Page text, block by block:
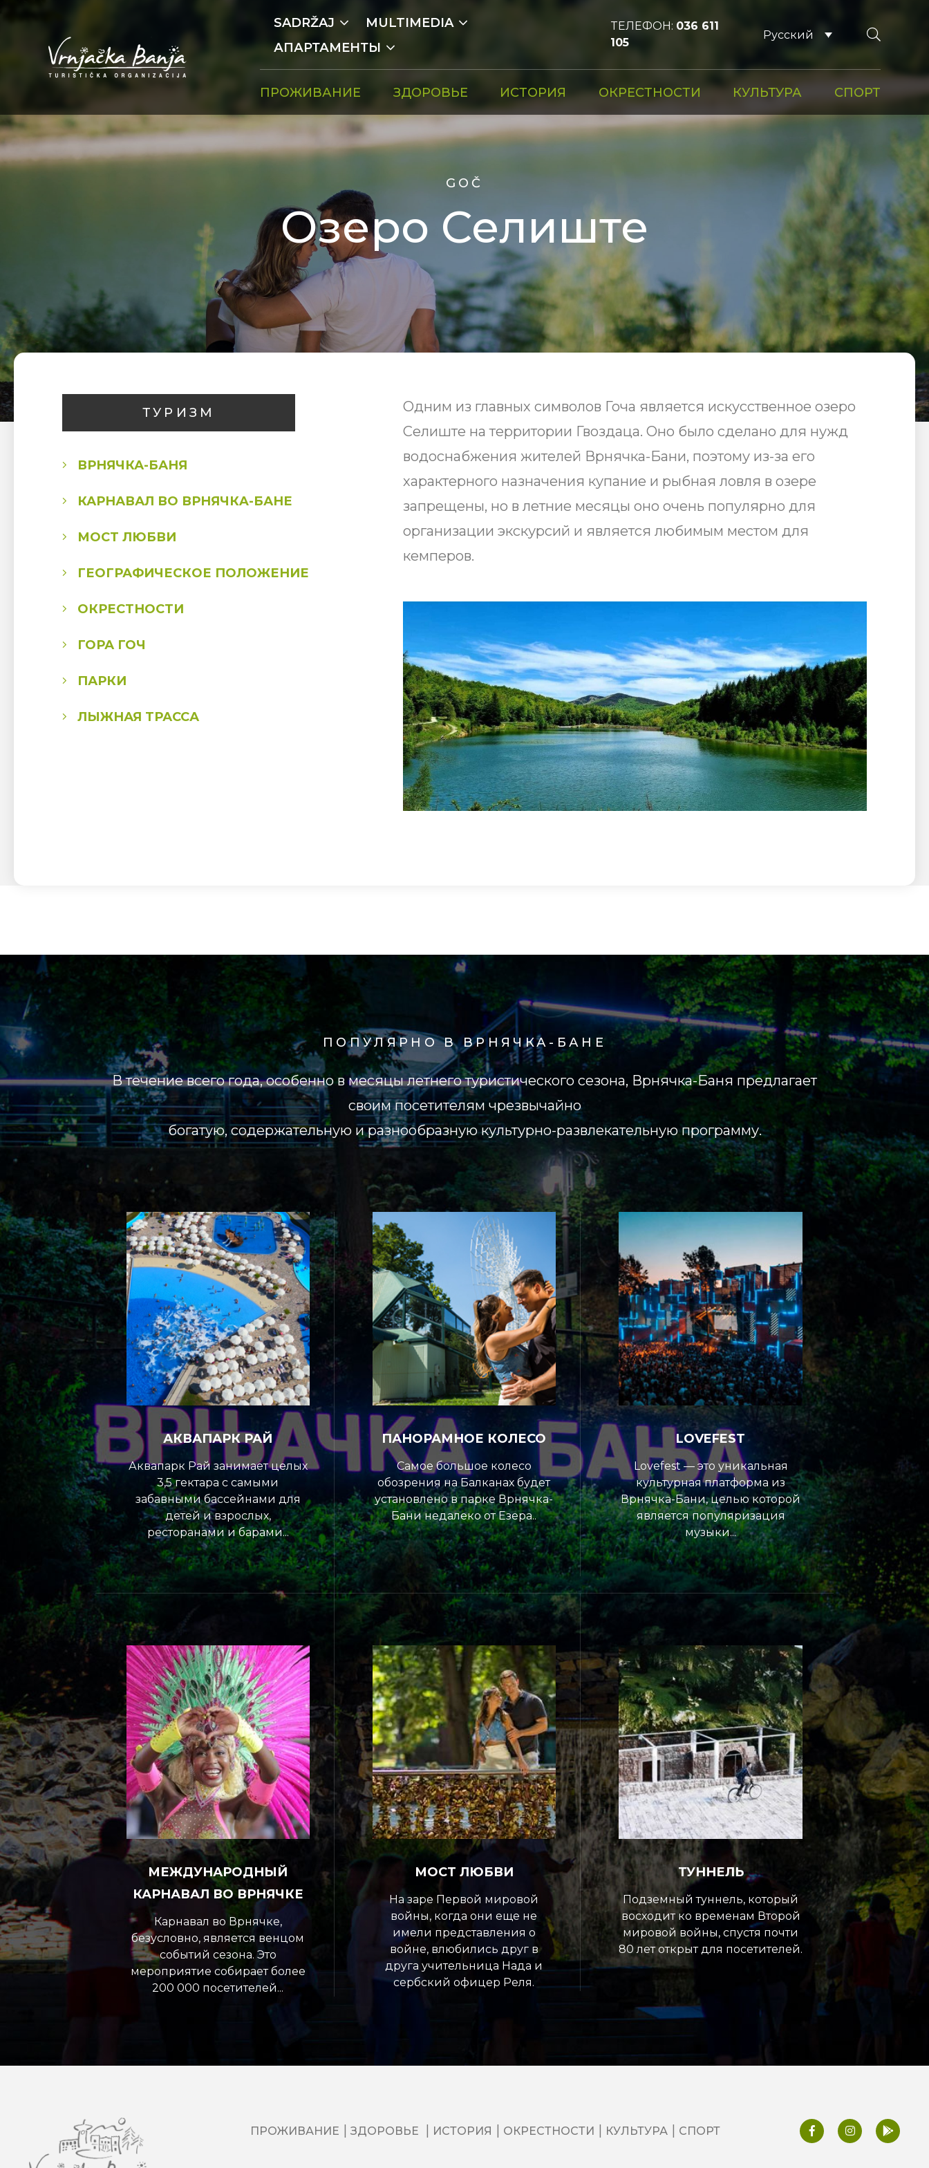
SADRŽAJ
MULTIMEDIA
АПАРТАМЕНТЫ
TEЛЕФОН: 036 611
105
Русский
ПРОЖИВАНИЕ ЗДОРОВЬЕ ИСТОРИЯ ОКРЕСТНОСТИ КУЛЬТУРА СПОРТ
GOČ
Озеро Селиште
ТУРИЗМ
ВРНЯЧКА-БАНЯ
КАРНАВАЛ ВО ВРНЯЧКA-БАНЕ
МОСТ ЛЮБВИ
ГЕОГРАФИЧЕСКОЕ ПОЛОЖЕНИЕ
ОКРЕСТНОСТИ
ГОРА ГОЧ
ПАРКИ
ЛЫЖНАЯ ТРАССА
Одним из главных символов Гоча является искусственное озеро
Селиште на территории Гвоздаца. Оно было сделано для нужд
водоснабжения жителей Врнячка-Бани, поэтому из-за его
характерного назначения купание и рыбная ловля в озере
запрещены, но в летние месяцы оно очень популярно для
организации экскурсий и является любимым местом для
кемперов.
ПОПУЛЯРНО В ВРНЯЧКА-БАНЕ
В течение всего года, особенно в месяцы летнего туристического сезона, Врнячка-Баня предлагает
своим посетителям чрезвычайно
богатую, содержательную и разнообразную культурно-развлекательную программу.
АКВАПАРК РАЙ
Аквапарк Рай занимает целых
3,5 гектара с самыми
забавными бассейнами для
детей и взрослых,
ресторанами и барами...
ПАНОРАМНОЕ КОЛЕСО
Самое большое колесо
обозрения на Балканах будет
установлено в парке Врнячка-
Бани недалеко от Езера..
LOVEFEST
Lovefest — это уникальная
культурная платформа из
Врнячка-Бани, целью которой
является популяризация
музыки...
МЕЖДУНАРОДНЫЙ
КАРНАВАЛ ВО ВРНЯЧКЕ
Карнавал во Врнячке,
безусловно, является венцом
событий сезона. Это
мероприятие собирает более
200 000 посетителей...
МОСТ ЛЮБВИ
На заре Первой мировой
войны, когда они еще не
имели представления о
войне, влюбились друг в
друга учительница Нада и
сербский офицер Реля.
ТУННЕЛЬ
Подземный туннель, который
восходит ко временам Второй
мировой войны, спустя почти
80 лет открыт для посетителей.
ПРОЖИВАНИЕ ЗДОРОВЬЕ ИСТОРИЯ ОКРЕСТНОСТИ КУЛЬТУРА СПОРТ